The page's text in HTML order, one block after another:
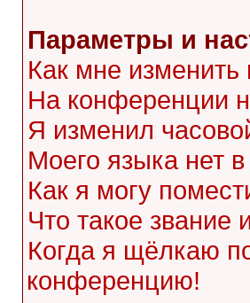
Параметры и
Как мне изменить
На конференции
Я изменил
Моего языка нет в
Как я могу
Что такое звание
Когда я щёлкаю
конференцию!